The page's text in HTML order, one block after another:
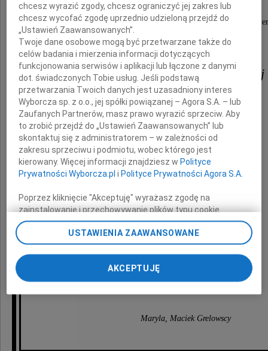
Z wielkim żalem, pogrążeni w smutku,
Drogiej nam
Beacie Rybotyckiej-Jasińskiej
wyrazy nagłębszego współczucia
Mamy
Pozostajemy w tych trudnych chwilach z
Rodziną i Bliskimi
Maryla, Maciek Grelowscy
chcesz wyrazić zgody, chcesz ograniczyć jej zakres lub
chcesz wycofać zgodę uprzednio udzieloną przejdź do
„Ustawień Zaawansowanych”.
Twoje dane osobowe mogą być przetwarzane także do
celów badania i mierzenia informacji dotyczących
funkcjonowania serwisów i aplikacji lub łączone z danymi
dot. świadczonych Tobie usług. Jeśli podstawą
przetwarzania Twoich danych jest uzasadniony interes
Wyborcza sp. z o.o., jej spółki powiązanej – Agora S.A. – lub
Zaufanych Partnerów, masz prawo wyrazić sprzeciw. Aby
to zrobić przejdź do „Ustawień Zaawansowanych” lub
skontaktuj się z administratorem – w zależności od
zakresu sprzeciwu i podmiotu, wobec którego jest
kierowany. Więcej informacji znajdziesz w Polityce
Prywatności Wyborcza.pl i Polityce Prywatności Agora S.A.
Poprzez kliknięcie "Akceptuję" wyrażasz zgodę na
zainstalowanie i przechowywanie plików typu cookie
Wyborczej sp. z o. o. jej Zaufanych Partnerów i Agora S.A.
na Twoim urządzeniu końcowym. Możesz też w każdej
chwili zmienić swoje preferencje dot. plików cookie,
ponownie wywołując narzędzie do zarządzania Twoimi
preferencjami dot. przetwarzania danych poprzez
odnośnik „Ustawienia prywatności” w stopce serwisu i
przechodząc do sekcji „Ustawienia zaawansowane”.
USTAWIENIA ZAAWANSOWANE
AKCEPTUJĘ